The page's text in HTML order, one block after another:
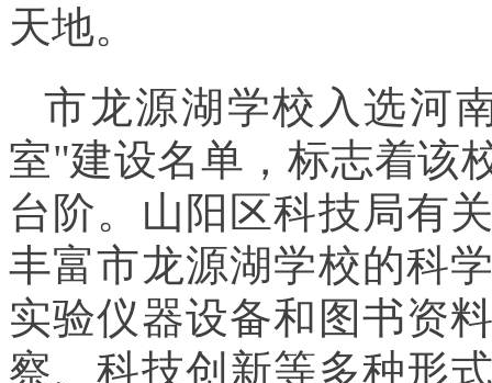
天地。
市龙源湖学校入选河
室"建设名单，标志着该
台阶。山阳区科技局有
丰富市龙源湖学校的科
实验仪器设备和图书资
察、科技创新等多种形